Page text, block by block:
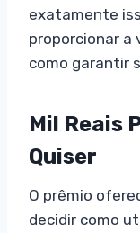
exatamente
proporcionar a
como garantir
Mil Reais
Quiser
O prêmio
decidir como